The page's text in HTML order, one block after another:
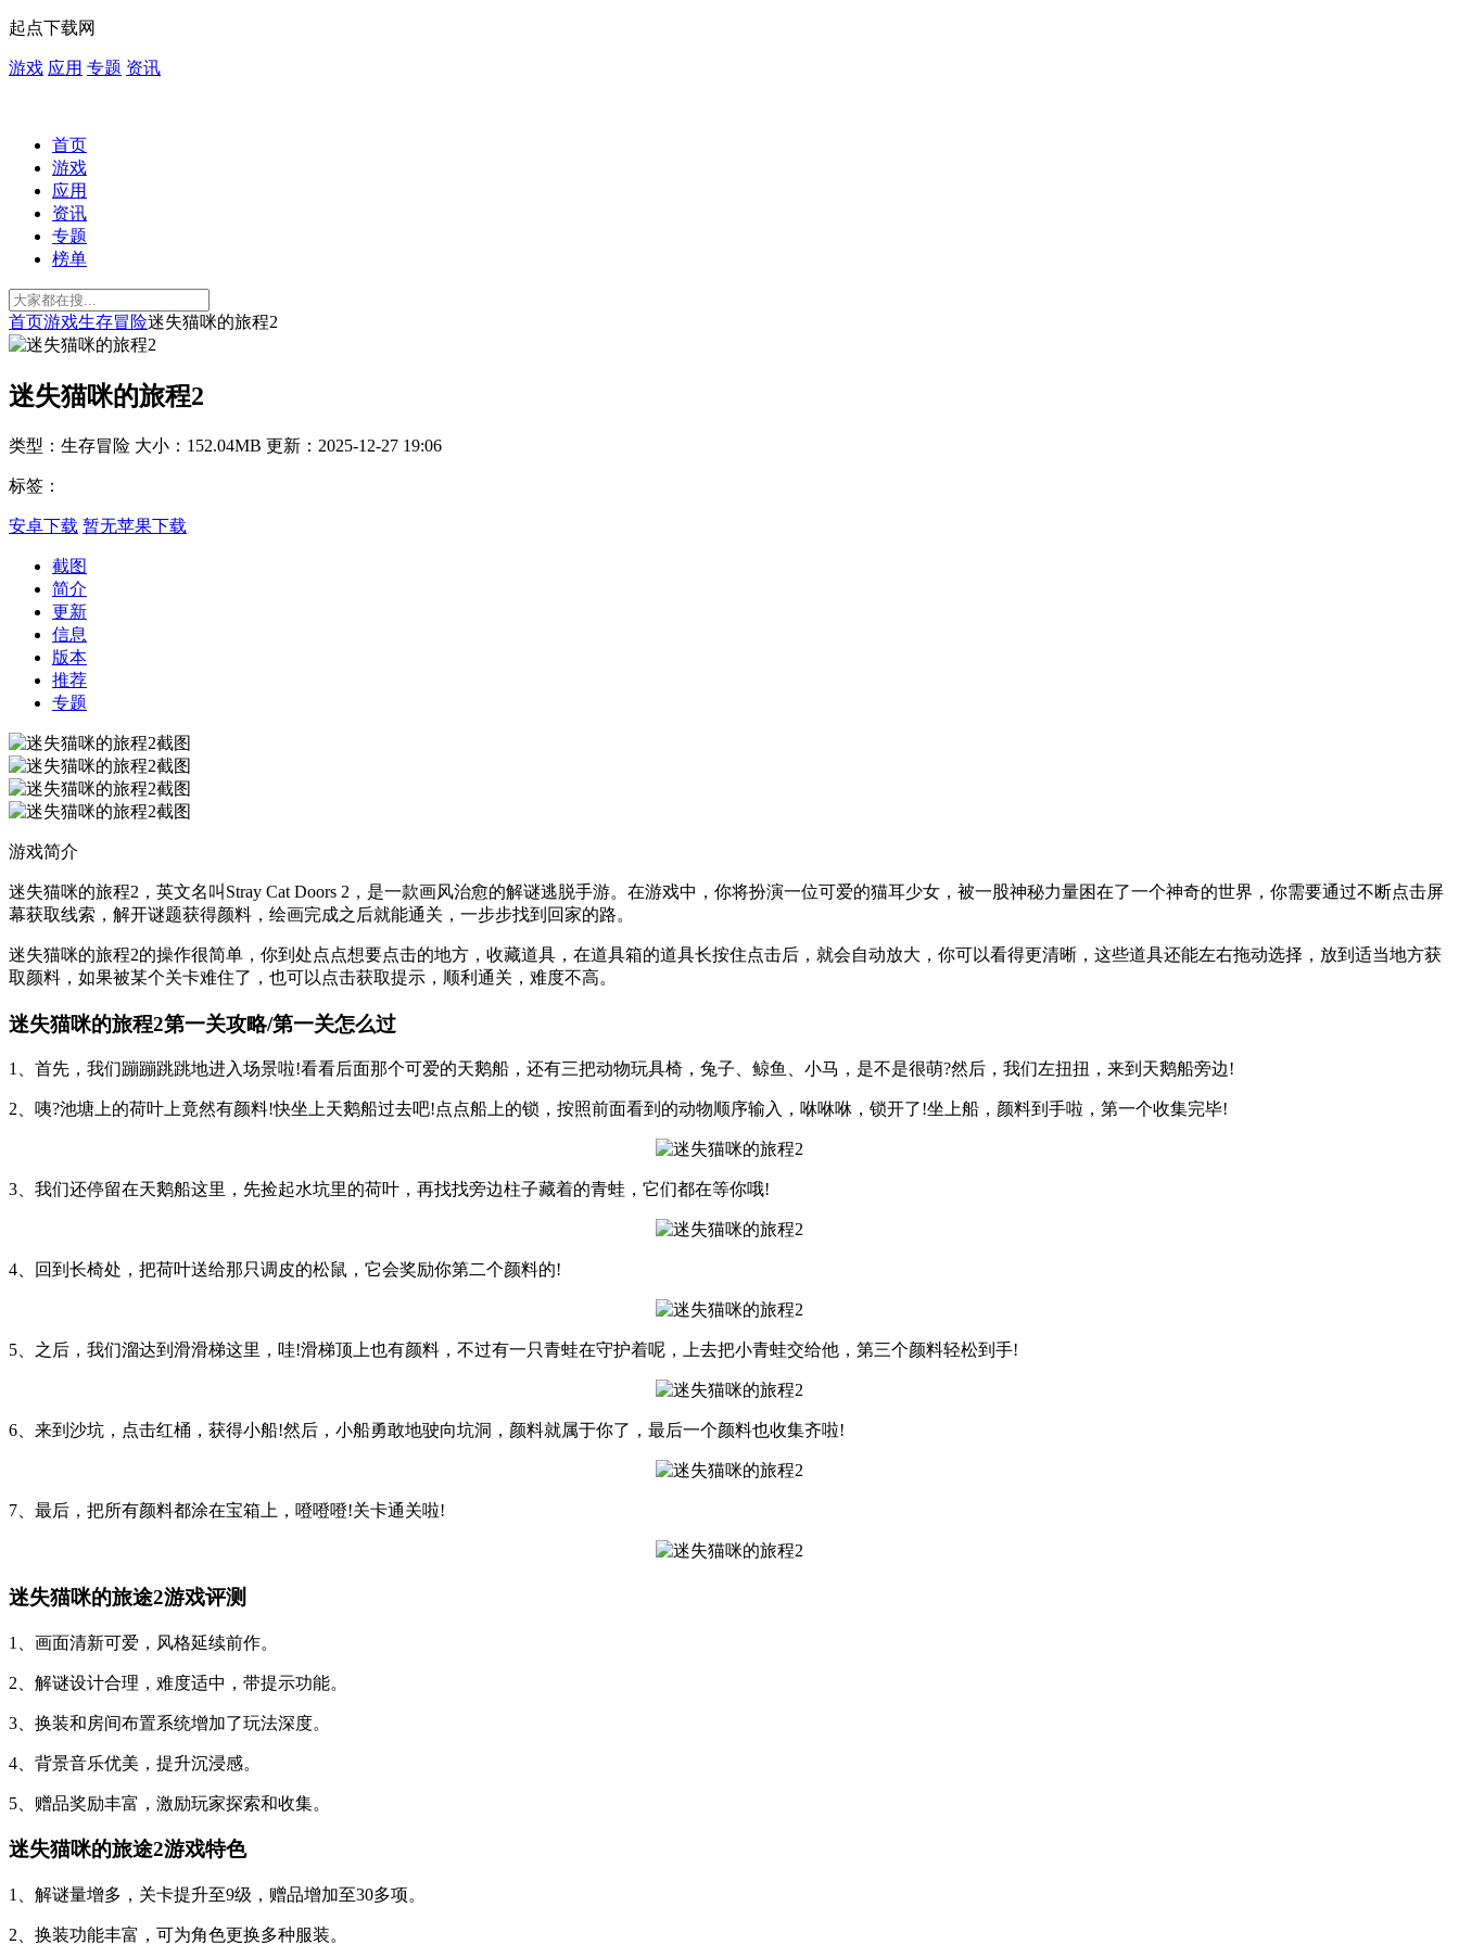
起点下载网
游戏 应用 专题 资讯
首页
游戏
应用
资讯
专题
榜单
首页游戏生存冒险迷失猫咪的旅程2
迷失猫咪的旅程2
类型：生存冒险 大小：152.04MB 更新：2025-12-27 19:06
标签：
安卓下载 暂无苹果下载
截图
简介
更新
信息
版本
推荐
专题
游戏简介
迷失猫咪的旅程2，英文名叫Stray Cat Doors 2，是一款画风治愈的解谜逃脱手游。在游戏中，你将扮演一位可爱的猫耳少女，被一股神秘力量困在了一个神奇的世界，你需要通过不断点击屏
幕获取线索，解开谜题获得颜料，绘画完成之后就能通关，一步步找到回家的路。
迷失猫咪的旅程2的操作很简单，你到处点点想要点击的地方，收藏道具，在道具箱的道具长按住点击后，就会自动放大，你可以看得更清晰，这些道具还能左右拖动选择，放到适当地方获
取颜料，如果被某个关卡难住了，也可以点击获取提示，顺利通关，难度不高。
迷失猫咪的旅程2第一关攻略/第一关怎么过
1、首先，我们蹦蹦跳跳地进入场景啦!看看后面那个可爱的天鹅船，还有三把动物玩具椅，兔子、鲸鱼、小马，是不是很萌?然后，我们左扭扭，来到天鹅船旁边!
2、咦?池塘上的荷叶上竟然有颜料!快坐上天鹅船过去吧!点点船上的锁，按照前面看到的动物顺序输入，咻咻咻，锁开了!坐上船，颜料到手啦，第一个收集完毕!
3、我们还停留在天鹅船这里，先捡起水坑里的荷叶，再找找旁边柱子藏着的青蛙，它们都在等你哦!
4、回到长椅处，把荷叶送给那只调皮的松鼠，它会奖励你第二个颜料的!
5、之后，我们溜达到滑滑梯这里，哇!滑梯顶上也有颜料，不过有一只青蛙在守护着呢，上去把小青蛙交给他，第三个颜料轻松到手!
6、来到沙坑，点击红桶，获得小船!然后，小船勇敢地驶向坑洞，颜料就属于你了，最后一个颜料也收集齐啦!
7、最后，把所有颜料都涂在宝箱上，噔噔噔!关卡通关啦!
迷失猫咪的旅途2游戏评测
1、画面清新可爱，风格延续前作。
2、解谜设计合理，难度适中，带提示功能。
3、换装和房间布置系统增加了玩法深度。
4、背景音乐优美，提升沉浸感。
5、赠品奖励丰富，激励玩家探索和收集。
迷失猫咪的旅途2游戏特色
1、解谜量增多，关卡提升至9级，赠品增加至30多项。
2、换装功能丰富，可为角色更换多种服装。